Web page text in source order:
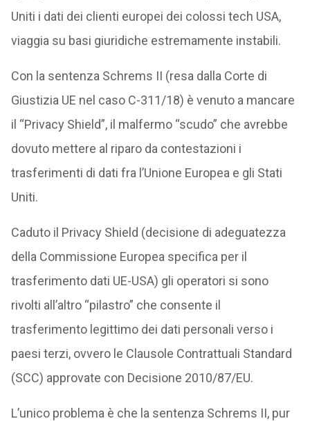
Uniti i dati dei clienti europei dei colossi tech USA,
viaggia su basi giuridiche estremamente instabili.
Con la sentenza Schrems II (resa dalla Corte di
Giustizia UE nel caso C-311/18) è venuto a mancare
il “Privacy Shield”, il malfermo “scudo” che avrebbe
dovuto mettere al riparo da contestazioni i
trasferimenti di dati fra l’Unione Europea e gli Stati
Uniti.
Caduto il Privacy Shield (decisione di adeguatezza
della Commissione Europea specifica per il
trasferimento dati UE-USA) gli operatori si sono
rivolti all’altro “pilastro” che consente il
trasferimento legittimo dei dati personali verso i
paesi terzi, ovvero le Clausole Contrattuali Standard
(SCC) approvate con Decisione 2010/87/EU.
L’unico problema è che la sentenza Schrems II, pur